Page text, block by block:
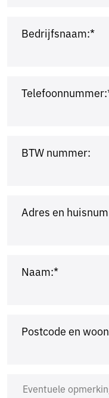
Bedrijfsnaam:*
BTW nummer:
Adres en
Naam:*
Postcode en